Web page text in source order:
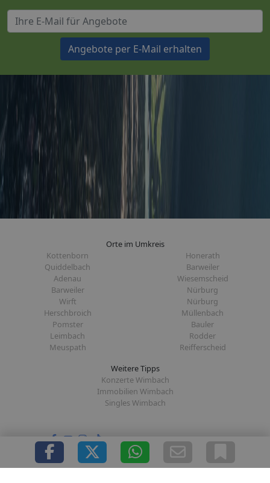
Angebote per E-Mail erhalten
Orte im Umkreis
Kottenborn
Honerath
Quiddelbach
Barweiler
Adenau
Wiesemscheid
Barweiler
Nürburg
Wirft
Nürburg
Herschbroich
Müllenbach
Pomster
Bauler
Leimbach
Rodder
Meuspath
Reifferscheid
Weitere Tipps
Konzerte Wimbach
Immobilien Wimbach
Singles Wimbach